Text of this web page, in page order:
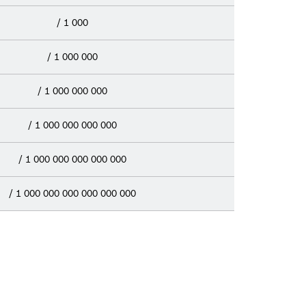
/ 1 000
/ 1 000 000
/ 1 000 000 000
/ 1 000 000 000 000
/ 1 000 000 000 000 000
/ 1 000 000 000 000 000 000